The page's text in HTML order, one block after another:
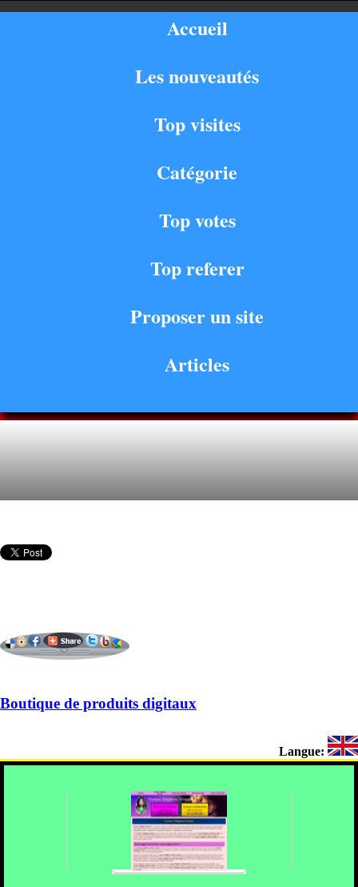
Accueil
Les nouveautés
Top visites
Catégorie
Top votes
Top referer
Proposer un site
Articles
Boutique de produits digitaux
Langue: